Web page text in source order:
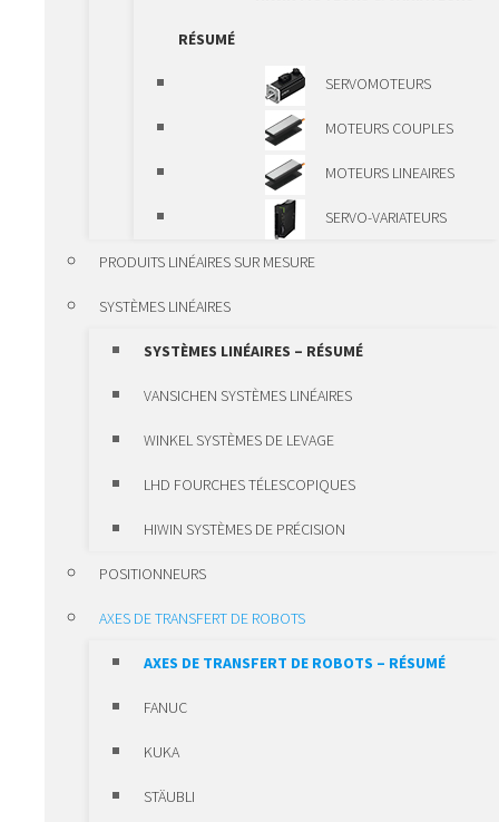
RÉSUMÉ
PROFILÉ SYSTÈME EN
ALUMINIUM DE VANSICHEN
MODULES LINÉAIRES
KK VANSICHEN
SYSTÈMES DE LUBRIFICATION
SYSTÈMES DE POSITIONNEMENT ET
BRIDES DE FIXATION
SYSTÈMES DE
POSITIONNEMENT ET BRIDES DE
ERDE
RÉSUMÉ
SERVOMOTEURS
MOTEURS COUPLES
MOTEURS LINEAIRES
SERVO-VARIATEURS
PRODUITS LINÉAIRES SUR MESURE
SYSTÈMES LINÉAIRES
SYSTÈMES LINÉAIRES – RÉSUMÉ
VANSICHEN SYSTÈMES LINÉAIRES
WINKEL SYSTÈMES DE LEVAGE
LHD FOURCHES TÉLESCOPIQUES
HIWIN SYSTÈMES DE PRÉCISION
POSITIONNEURS
AXES DE TRANSFERT DE ROBOTS
AXES DE TRANSFERT DE ROBOTS – RÉSUMÉ
FANUC
KUKA
STÄUBLI